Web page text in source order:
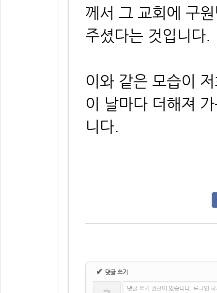
께서 그 교회에 구
주셨다는 것입니다.
이와 같은 모습이
이 날마다 더해져
니다.
✔ 댓글 쓰기
댓글 쓰기 권한이 없습니다. 로그인